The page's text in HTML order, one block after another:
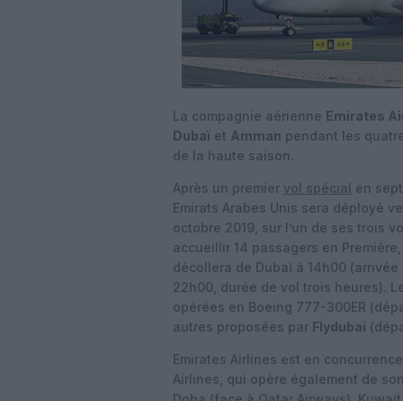
La compagnie aérienne Emirates
Dubaï et Amman pendant les
de la haute saison.
Après un premier vol spécial en
Emirats Arabes Unis sera déployé
octobre 2019, sur l’un de ses trois
accueillir 14 passagers en
décollera de Dubaï à 14h00
22h00, durée de vol trois heures).
opérées en Boeing 777-300ER
autres proposées par Flydubai
Emirates Airlines est en
Airlines, qui opère également de